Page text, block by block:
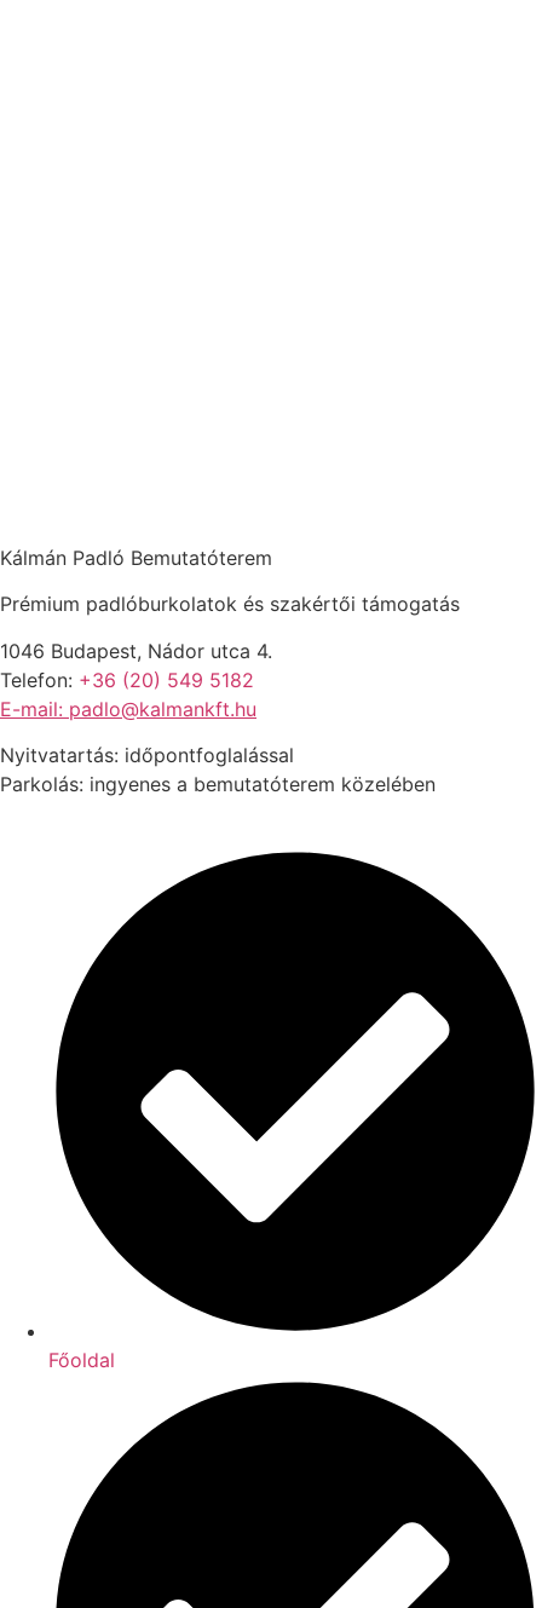
Kálmán Padló Bemutatóterem
Prémium padlóburkolatok és szakértői támogatás
1046 Budapest, Nádor utca 4.
Telefon: +36 (20) 549 5182
E-mail: padlo@kalmankft.hu
Nyitvatartás: időpontfoglalással
Parkolás: ingyenes a bemutatóterem közelében
Főoldal